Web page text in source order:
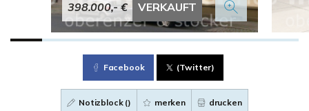
398.000,- € VERKAUFT
Facebook (Twitter)
Notizblock () merken drucken